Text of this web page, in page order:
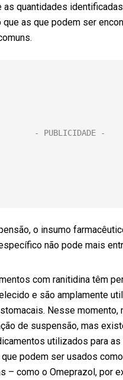
as quantidades
que as que podem ser
o insumo
não pode mais
com ranitidina têm
e são amplamente
Nesse momento,
de suspensão, mas
utilizados para as
podem ser usados
– como o Omeprazol, por